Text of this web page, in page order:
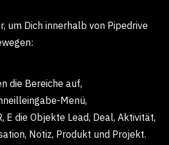
um Dich innerhalb von Pipedrive
die Bereiche auf,
Menü,
E die Objekte Lead, Deal, Aktivität,
Notiz, Produkt und Projekt.